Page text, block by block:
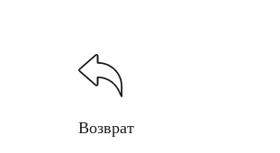
Возврат